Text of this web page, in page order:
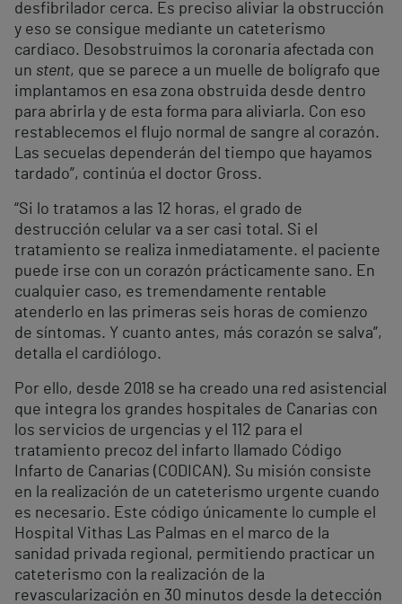
desfibrilador cerca. Es preciso aliviar la obstrucción
y eso se consigue mediante un cateterismo
cardiaco. Desobstruimos la coronaria afectada con
un stent, que se parece a un muelle de bolígrafo que
implantamos en esa zona obstruida desde dentro
para abrirla y de esta forma para aliviarla. Con eso
restablecemos el flujo normal de sangre al corazón.
Las secuelas dependerán del tiempo que hayamos
tardado”, continúa el doctor Gross.
“Si lo tratamos a las 12 horas, el grado de
destrucción celular va a ser casi total. Si el
tratamiento se realiza inmediatamente. el paciente
puede irse con un corazón prácticamente sano. En
cualquier caso, es tremendamente rentable
atenderlo en las primeras seis horas de comienzo
de síntomas. Y cuanto antes, más corazón se salva”,
detalla el cardiólogo.
Por ello, desde 2018 se ha creado una red asistencial
que integra los grandes hospitales de Canarias con
los servicios de urgencias y el 112 para el
tratamiento precoz del infarto llamado Código
Infarto de Canarias (CODICAN). Su misión consiste
en la realización de un cateterismo urgente cuando
es necesario. Este código únicamente lo cumple el
Hospital Vithas Las Palmas en el marco de la
sanidad privada regional, permitiendo practicar un
cateterismo con la realización de la
revascularización en 30 minutos desde la detección